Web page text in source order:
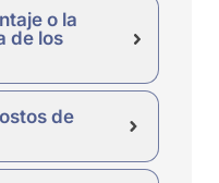
o la
de los
de